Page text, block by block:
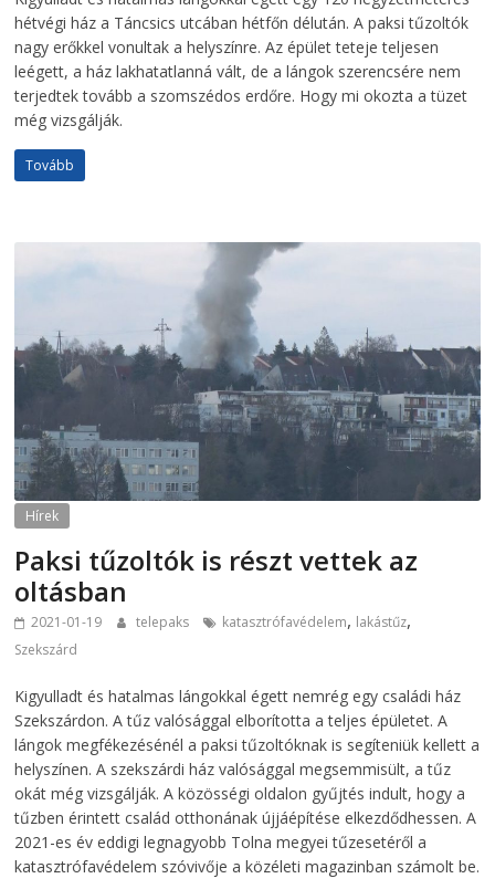
hétvégi ház a Táncsics utcában hétfőn délután. A paksi tűzoltók
nagy erőkkel vonultak a helyszínre. Az épület teteje teljesen
leégett, a ház lakhatatlanná vált, de a lángok szerencsére nem
terjedtek tovább a szomszédos erdőre. Hogy mi okozta a tüzet
még vizsgálják.
Tovább
Hírek
Paksi tűzoltók is részt vettek az
oltásban
2021-01-19 telepaks katasztrófavédelem, lakástűz,
Szekszárd
Kigyulladt és hatalmas lángokkal égett nemrég egy családi ház
Szekszárdon. A tűz valósággal elborította a teljes épületet. A
lángok megfékezésénél a paksi tűzoltóknak is segíteniük kellett a
helyszínen. A szekszárdi ház valósággal megsemmisült, a tűz
okát még vizsgálják. A közösségi oldalon gyűjtés indult, hogy a
tűzben érintett család otthonának újjáépítése elkezdődhessen. A
2021-es év eddigi legnagyobb Tolna megyei tűzesetéről a
katasztrófavédelem szóvivője a közéleti magazinban számolt be.